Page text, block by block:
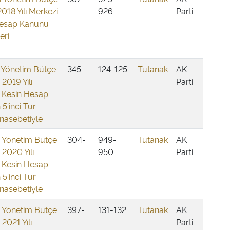
Yılı Merkezi
Kanunu
926
Parti
Yönetim Bütçe
Yılı
Hesap
5'inci Tur
345- 124-125 Tutanak
AK
Parti
Yönetim Bütçe
Yılı
Hesap
5'inci Tur
304-
949-
950
Tutanak
AK
Parti
Yönetim Bütçe
Yılı
397- 131-132 Tutanak
AK
Parti